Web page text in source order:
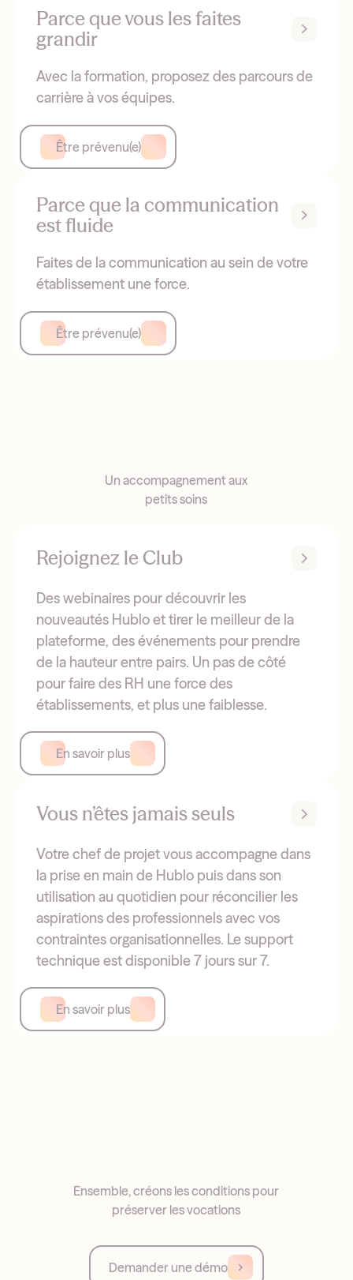
Parce que vous les faites
grandir
Avec la formation, proposez des parcours de
carrière à vos équipes.
Être prévenu(e)
Parce que la communication
est fluide
Faites de la communication au sein de votre
établissement une force.
Être prévenu(e)
Un accompagnement aux
petits soins
Rejoignez le Club
Des webinaires pour découvrir les
nouveautés Hublo et tirer le meilleur de la
plateforme, des événements pour prendre
de la hauteur entre pairs. Un pas de côté
pour faire des RH une force des
établissements, et plus une faiblesse.
En savoir plus
Vous n’êtes jamais seuls
Votre chef de projet vous accompagne dans
la prise en main de Hublo puis dans son
utilisation au quotidien pour réconcilier les
aspirations des professionnels avec vos
contraintes organisationnelles. Le support
technique est disponible 7 jours sur 7.
En savoir plus
Ensemble, créons les conditions pour
préserver les vocations
Demander une démo